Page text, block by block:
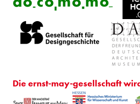
Die ernst-may-gesellschaft